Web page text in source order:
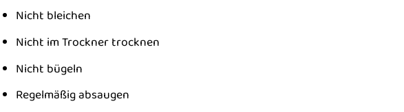
Nicht bleichen
Nicht im Trockner trocknen
Nicht bügeln
Regelmäßig absaugen